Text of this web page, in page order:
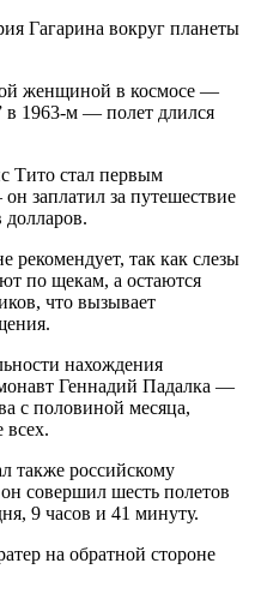
Гагарина вокруг планеты
женщиной в космосе —
в 1963-м — полет длился
Тито стал первым
заплатил за путешествие
долларов.
рекомендует, так как слезы
по щекам, а остаются
что вызывает
нахождения
Геннадий Падалка —
с половиной месяца,
всех.
также российскому
совершил шесть полетов
9 часов и 41 минуту.
на обратной стороне